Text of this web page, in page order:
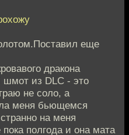
еще
дракона
шмот из DLC - это
не соло, а
меня бьющемся
на меня
полгода и она мата